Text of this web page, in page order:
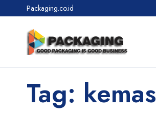
Packaging.co.id
Tag: